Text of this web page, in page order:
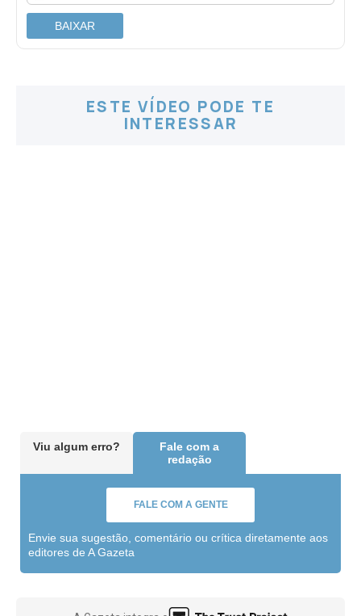
BAIXAR
ESTE VÍDEO PODE TE
INTERESSAR
Viu algum erro?
Fale com a
redação
FALE COM A GENTE
Envie sua sugestão, comentário ou crítica diretamente aos
editores de A Gazeta